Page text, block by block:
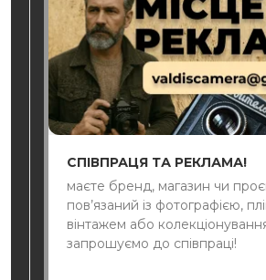
СПІВПРАЦЯ ТА РЕКЛАМА!
маєте бренд, магазин чи
пов’язаний із фотографією,
вінтажем або
запрошуємо до співпраці!